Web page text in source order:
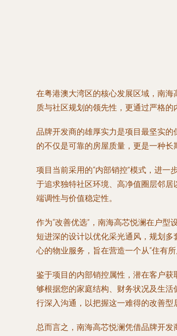
在粤港澳大湾区的核心发展区域，南
质与社区规划的领先性，更通过严格的
品牌开发商的雄厚实力是项目最坚实
的不仅是可靠的房屋质量，更是一种长
项目当前采用的“内部销控”模式，进
于追求独特社区环境、高净值圈层邻
端调性与价值稳定性。
作为“改善优选”，南海高芯悦澜在户
短进深的设计以优化采光通风，规划
心的物业服务，旨在营造一个从“住有所
鉴于项目的内部销控属性，潜在客户获
够根据您的家庭结构、财务状况及生
行深入沟通，以把握这一难得的改善型
总而言之，南海高芯悦澜凭借品牌开